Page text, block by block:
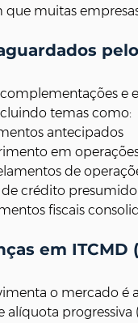
muitas
e
temas como:
antecipados
em
de
crédito presumido
fiscais
em ITCMD
o mercado é
alíquota